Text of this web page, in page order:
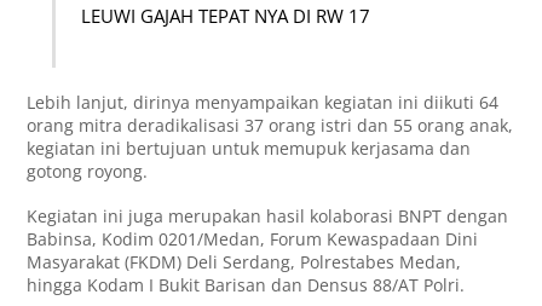
LEUWI GAJAH TEPAT NYA DI RW 17
Lebih lanjut, dirinya menyampaikan kegiatan ini diikuti 64
orang mitra deradikalisasi 37 orang istri dan 55 orang anak,
kegiatan ini bertujuan untuk memupuk kerjasama dan
gotong royong.
Kegiatan ini juga merupakan hasil kolaborasi BNPT dengan
Babinsa, Kodim 0201/Medan, Forum Kewaspadaan Dini
Masyarakat (FKDM) Deli Serdang, Polrestabes Medan,
hingga Kodam I Bukit Barisan dan Densus 88/AT Polri.